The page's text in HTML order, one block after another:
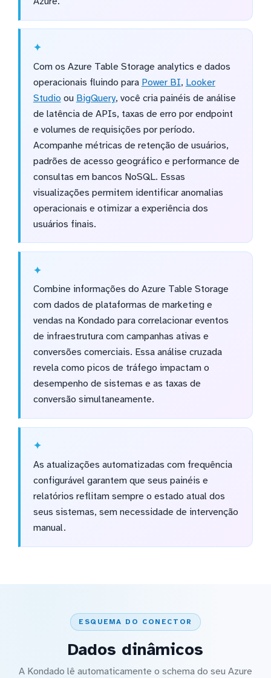
Com os Azure Table Storage analytics e dados
operacionais fluindo para Power BI, Looker
Studio ou BigQuery, você cria painéis de análise
de latência de APIs, taxas de erro por endpoint
e volumes de requisições por período.
Acompanhe métricas de retenção de usuários,
padrões de acesso geográfico e performance de
consultas em bancos NoSQL. Essas
visualizações permitem identificar anomalias
operacionais e otimizar a experiência dos
usuários finais.
Combine informações do Azure Table Storage
com dados de plataformas de marketing e
vendas na Kondado para correlacionar eventos
de infraestrutura com campanhas ativas e
conversões comerciais. Essa análise cruzada
revela como picos de tráfego impactam o
desempenho de sistemas e as taxas de
conversão simultaneamente.
As atualizações automatizadas com frequência
configurável garantem que seus painéis e
relatórios reflitam sempre o estado atual dos
seus sistemas, sem necessidade de intervenção
manual.
ESQUEMA DO CONECTOR
Dados dinâmicos
A Kondado lê automaticamente o schema do seu Azure